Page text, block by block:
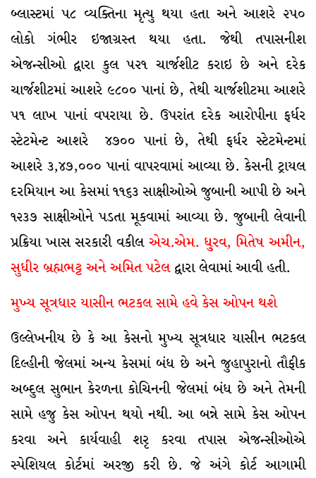
બ્લાસ્ટમાં ૫૮ વ્યક્તિના મૃત્યુ થયા હતા અને આશરે ૨૫૦
લોકો ગંભીર ઇજાગ્રસ્ત થયા હતા. જેથી તપાસનીશ
એજન્સીઓ દ્વારા કુલ ૫૨૧ ચાર્જશીટ કરાઇ છે અને દરેક
ચાર્જશીટમાં આશરે ૯૮૦૦ પાનાં છે, તેથી ચાર્જશીટમા આશરે
૫૧ લાખ પાનાં વપરાયા છે. ઉપરાંત દરેક આરોપીના ફર્ધર
સ્ટેટમેન્ટ આશરે ૪૭૦૦ પાનાં છે, તેથી ફર્ધર સ્ટેટમેન્ટમાં
આશરે ૩,૪૭,૦૦૦ પાનાં વાપરવામાં આવ્યા છે. કેસની ટ્રાયલ
દરમિયાન આ કેસમાં ૧૧૬૩ સાક્ષીઓએ જુબાની આપી છે અને
૧૨૩૭ સાક્ષીઓને પડતા મૂકવામાં આવ્યા છે. જુબાની લેવાની
પ્રક્રિયા ખાસ સરકારી વકીલએચ.એમ. ધુ્રવ, મિતેષ અમીન,
સુધીર બ્રહ્મભટ્ટ અને અમિત પટેલદ્વારા લેવામાં આવી હતી.
મુખ્ય સૂત્રધાર યાસીન ભટકલ સામે હવે કેસ ઓપન થશે
ઉલ્લેખનીય છે કે આ કેસનો મુખ્ય સૂત્રધાર યાસીન ભટકલ
દિલ્હીની જેલમાં અન્ય કેસમાં બંધ છે અને જુહાપુરાનો તૌફીક
અબ્દુલ સુભાન કેરળના કોચિનની જેલમાં બંધ છે અને તેમની
સામે હજુ કેસ ઓપન થયો નથી. આ બન્ને સામે કેસ ઓપન
કરવા અને કાર્યવાહી શરૃ કરવા તપાસ એજન્સીઓએ
સ્પેશિયલ કોર્ટમાં અરજી કરી છે. જે અંગે કોર્ટ આગામી